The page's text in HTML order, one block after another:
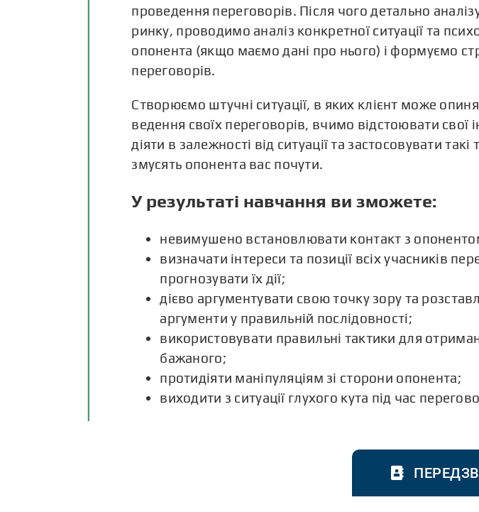
проведення переговорів. Після чого детально
ринку, проводимо аналіз конкретної ситуації та
опонента (якщо маємо дані про нього) і формуємо
переговорів.
Створюємо штучні ситуації, в яких клієнт може
ведення своїх переговорів, вчимо відстоювати свої
діяти в залежності від ситуації та застосовувати такі
змусять опонента вас почути.
У результаті навчання ви зможете:
невимушено встановлювати контакт з
визначати інтереси та позиції всіх учасників
прогнозувати їх дії;
дієво аргументувати свою точку зору та
аргументи у правильній послідовності;
використовувати правильні тактики для
бажаного;
протидіяти маніпуляціям зі сторони опонента;
виходити з ситуації глухого кута під час